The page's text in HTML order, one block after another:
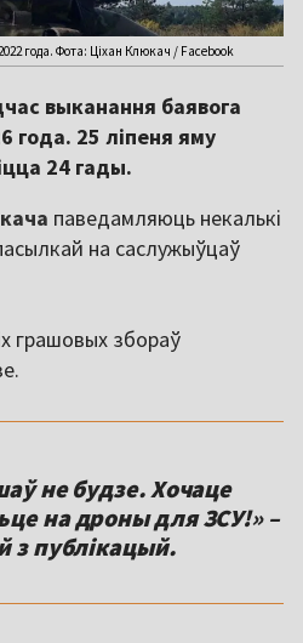
года. Фота: Ціхан Клюкач / Facebook
выканання баявога
года. 25 ліпеня яму
24 гады.
паведамляюць некалькі
на саслужыўцаў
грашовых збораў
не будзе. Хочаце
на дроны для ЗСУ!» –
з публікацый.